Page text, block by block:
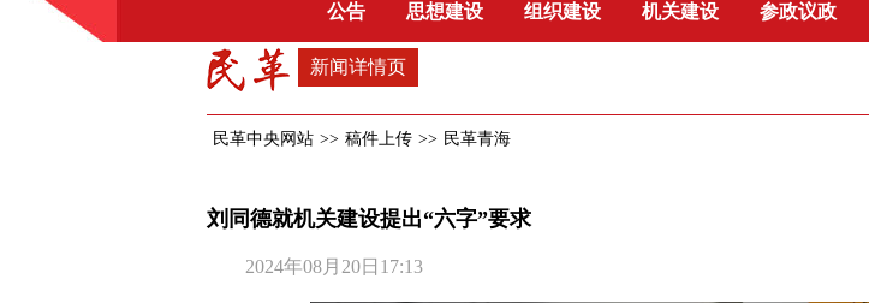
公告 思想建设 组织建设 机关建设 参政议政
新闻详情页
民革中央网站 >> 稿件上传 >> 民革青海
刘同德就机关建设提出“六字”要求
2024年08月20日17:13